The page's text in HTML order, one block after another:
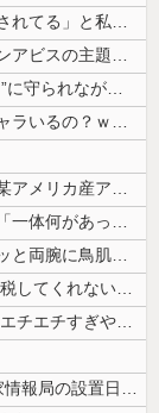
愛煙家・岸谷蘭丸「喫煙者の権利がマジで侵害されてる」と私見 「いくら税...
【速報】ホロライブのVtuber、劇場版メイドインアビスの主題歌決定w...
【これは酷い】反高市「平和式典で“防弾ガラス”に守られながらスピーチ。...
【画像】ライザよりかわいくてヱロいゲームキャラいるの？ｗｗｗｗｗ
「ピクサー最大の失敗だ」と日本を舞台にした某アメリカ産アニメが話題に、...
出張から帰ったら、嫁の顔が青ざめていた。俺「一体何があったんだ？」嫁「...
賃貸物件を内覧中、ベランダに出たら突然ゾワッと両腕に鳥肌が出た。「やっ...
【怒報】 国税庁「あのさぁ！君らがちゃんと納税してくれないとこうなっち...
【画像】 この佳子さまのボディライン、流石にエチエチすぎやろ！
（ ´_ゝ`）中国「高市政権が法制化を進めた国家情報局の設置日が7月3...